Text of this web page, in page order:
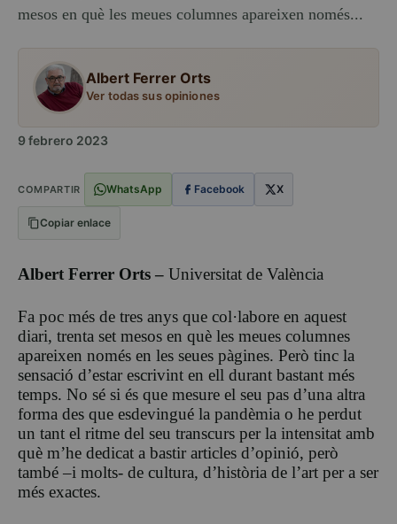
mesos en què les meues columnes apareixen només...
Albert Ferrer Orts
Ver todas sus opiniones
9 febrero 2023
COMPARTIR WhatsApp Facebook X
Copiar enlace
Albert Ferrer Orts – Universitat de València
Fa poc més de tres anys que col·labore en aquest
diari, trenta set mesos en què les meues columnes
apareixen només en les seues pàgines. Però tinc la
sensació d’estar escrivint en ell durant bastant més
temps. No sé si és que mesure el seu pas d’una altra
forma des que esdevingué la pandèmia o he perdut
un tant el ritme del seu transcurs per la intensitat amb
què m’he dedicat a bastir articles d’opinió, però
també –i molts- de cultura, d’història de l’art per a ser
més exactes.